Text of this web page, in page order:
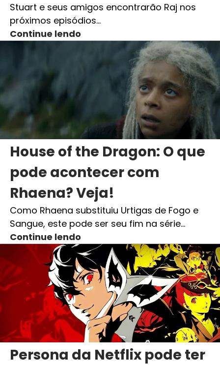
Stuart e seus amigos encontrarão Raj nos
próximos episódios…
Continue lendo
House of the Dragon: O que
pode acontecer com
Rhaena? Veja!
Como Rhaena substituiu Urtigas de Fogo e
Sangue, este pode ser seu fim na série…
Continue lendo
Persona da Netflix pode ter